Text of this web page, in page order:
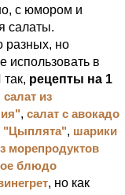
с юмором и
салаты.
разных, но
использовать в
рецепты на 1
салат из
, салат с авокадо
"Цыплята", шарики
морепродуктов
блюдо
, но как